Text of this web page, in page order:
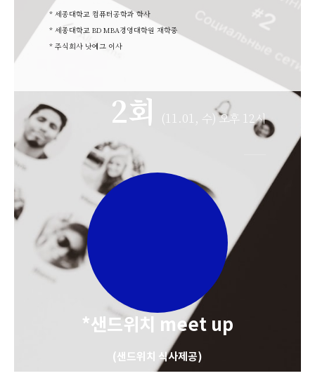
* 세종대학교 컴퓨터공학과 학사
* 세종대학교 BD MBA경영대학원 재학중
* 주식회사 낫에그 이사
2회 (11.01, 수) 오후 12시
*샌드위치 meet up
(샌드위치 식사제공)